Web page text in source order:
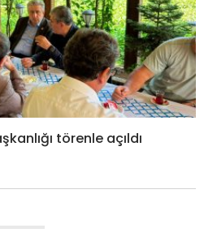
törenle açıldı